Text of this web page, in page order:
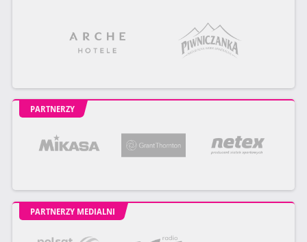
PARTNERZY
PARTNERZY MEDIALNI